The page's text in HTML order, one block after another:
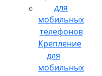
Крепление
для
мобильных